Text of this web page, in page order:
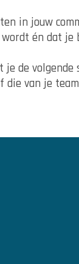
in jouw
én dat je
de
die van je